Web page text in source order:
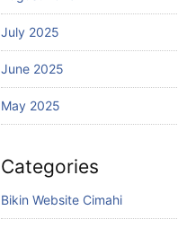
July 2025
June 2025
May 2025
Categories
Bikin Website Cimahi